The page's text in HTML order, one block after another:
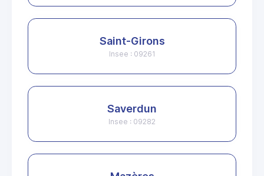
Saint-Girons
Insee : 09261
Saverdun
Insee : 09282